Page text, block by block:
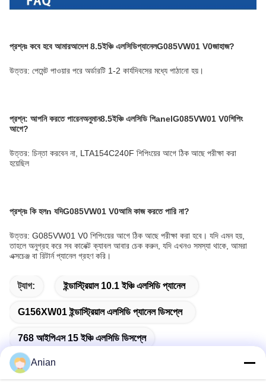
প্রশ্নঃ কবে হবে আমারআদেশ 8.5ইঞ্চি এলসিডিপ্যানেলG085VW01 V0জাহাজ?
উত্তর: পেমেন্ট পাওয়ার পরে অর্ডারটি 1-2 কার্যদিবসের মধ্যে পাঠানো হয়।
প্রশ্ন: আপনি করতে পারেনঅনুমান8.5ইঞ্চি এলসিডি পিanelG085VW01 V0শিপিং
আগে?
উত্তর: চিন্তা করবেন না, LTA154C240F শিপিংয়ের আগে ঠিক আছে পরীক্ষা করা
হয়েছিল
প্রশ্নঃ কি হলn যদিG085VW01 V0আমি কাজ করতে পারি না?
উত্তর: G085VW01 V0 শিপিংয়ের আগে ঠিক আছে পরীক্ষা করা হবে। যদি এমন হয়,
তাহলে অনুগ্রহ করে সব কানেক্ট ক্যাবল আবার চেক করুন, যদি এখনও সমস্যা থাকে, আমরা
এক্সচেঞ্জ বা রিটার্ন প্যানেল গ্রহণ করি।
ট্যাগ: ইন্ডাস্ট্রিয়াল 10.1 ইঞ্চি এলসিডি প্যানেল
G156XW01 ইন্ডাস্ট্রিয়াল এলসিডি প্যানেল ডিসপ্লে
768 আইপিএস 15 ইঞ্চি এলসিডি ডিসপ্লে
Anian